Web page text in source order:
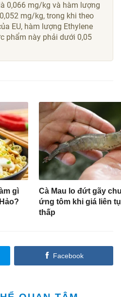
0,066 mg/kg và hàm lượng
mg/kg, trong khi theo
EU, hàm lượng Ethylene
phẩm này phải dưới 0,05
gì
Cà Mau lo đứt gãy
ứng tôm khi giá liên
thấp
Facebook